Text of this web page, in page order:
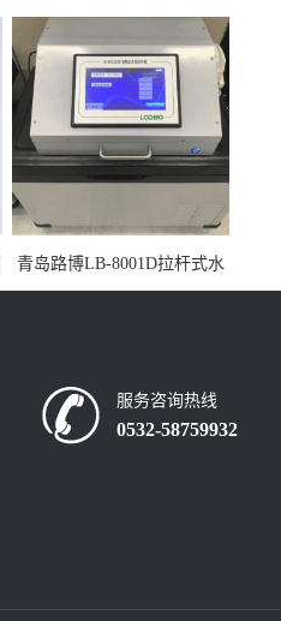
青岛路博LB-8001D拉杆式水
质采样器
服务咨询热线
0532-58759932